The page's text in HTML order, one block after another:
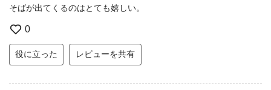
そばが出てくるのはとても嬉しい。
0
役に立った レビューを共有